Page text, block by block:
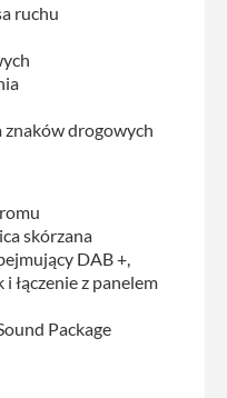
ruchu
drogowych
skórzana
DAB +,
łączenie z panelem
Package